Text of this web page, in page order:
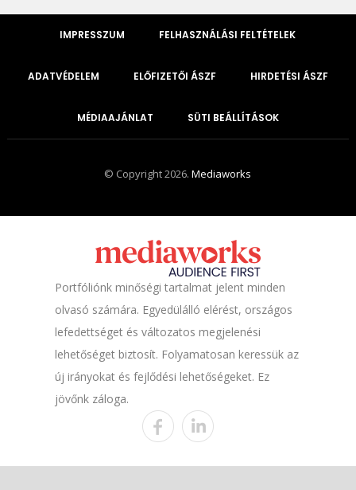
IMPRESSZUM FELHASZNÁLÁSI FELTÉTELEK
ADATVÉDELEM ELŐFIZETŐI ÁSZF HIRDETÉSI ÁSZF
MÉDIAAJÁNLAT SÜTI BEÁLLÍTÁSOK
© Copyright 2026.Mediaworks
Portfóliónk minőségi tartalmat jelent minden
olvasó számára. Egyedülálló elérést, országos
lefedettséget és változatos megjelenési
lehetőséget biztosít. Folyamatosan keressük az
új irányokat és fejlődési lehetőségeket. Ez
jövőnk záloga.